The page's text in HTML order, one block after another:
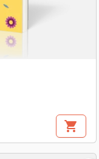
shopping_cart